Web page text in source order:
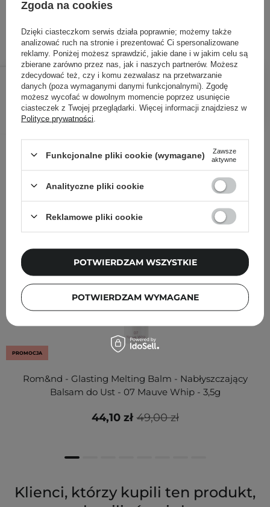
199,00 zł / szt.
DODAJ DO KOSZYKA
9 950,00 zł /100, w tym VAT
Inni klienci sprawdzali również
PROMOCJA
Rom&nd - Glasting Melting Balm - Nabłyszczający
Balsam do Ust - 07 Mauve Whip - 3,5g
49,00 zł
44,10 zł
Klienci, którzy kupili ten produkt,
Zgoda na cookies
Dzięki ciasteczkom serwis działa poprawnie; możemy także
analizować ruch na stronie i prezentować Ci spersonalizowane
reklamy. Poniżej możesz sprawdzić, jakie dane i w jakim celu są
zbierane zarówno przez nas, jak i naszych partnerów. Możesz
zdecydować też, czy i komu zezwalasz na przetwarzanie
danych (poza wymaganymi danymi funkcjonalnymi). Zgodę
możesz wycofać w dowolnym momencie poprzez usunięcie
ciasteczek z Twojej przeglądarki. Więcej informacji znajdziesz w
Polityce prywatności
Funkcjonalne pliki cookie (wymagane)
Zawsze
aktywne
Analityczne pliki cookie
Reklamowe pliki cookie
POTWIERDZAM WYMAGANE
POTWIERDZAM WSZYSTKIE